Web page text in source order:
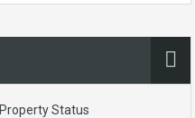
Property Status